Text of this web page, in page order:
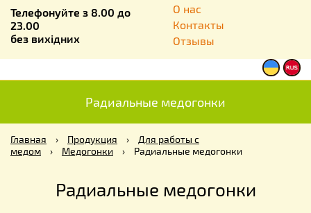
Телефонуйте з 8.00 до
23.00
без вихідних
О нас
Контакты
Отзывы
Радиальные медогонки
Главная › Продукция ›
Для работы с
медом
› Медогонки › Радиальные медогонки
Радиальные медогонки